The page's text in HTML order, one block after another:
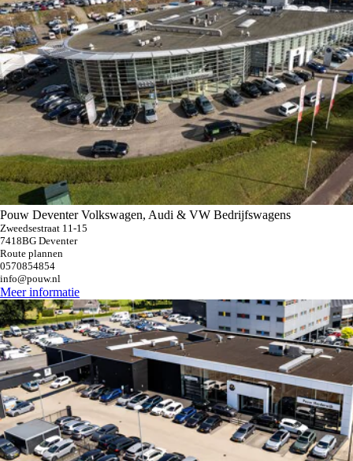
Pouw Deventer Volkswagen, Audi & VW Bedrijfswagens
Zweedsestraat 11-15
7418BG Deventer
Route plannen
0570854854
info@pouw.nl
Meer informatie